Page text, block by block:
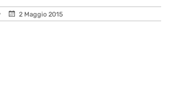
2 Maggio 2015